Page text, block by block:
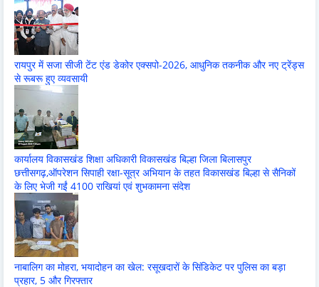
रायपुर में सजा सीजी टेंट एंड डेकोर एक्सपो-2026, आधुनिक तकनीक और नए ट्रेंड्स
से रूबरू हुए व्यवसायी
कार्यालय विकासखंड शिक्षा अधिकारी विकासखंड बिल्हा जिला बिलासपुर
छत्तीसगढ़,ऑपरेशन सिपाही रक्षा-सूत्र अभियान के तहत विकासखंड बिल्हा से सैनिकों
के लिए भेजी गईं 4100 राखियां एवं शुभकामना संदेश
नाबालिग का मोहरा, भयादोहन का खेल: रसूखदारों के सिंडिकेट पर पुलिस का बड़ा
प्रहार, 5 और गिरफ्तार